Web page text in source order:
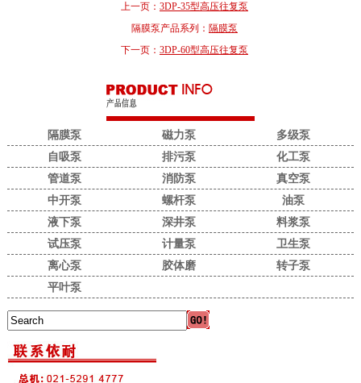
上一页： 3DP-35型高压往复泵
隔膜泵产品系列： 隔膜泵
下一页： 3DP-60型高压往复泵
隔膜泵 磁力泵
多级泵
自吸泵
排污泵
化工泵
管道泵
消防泵
真空泵
中开泵
螺杆泵
油泵
液下泵
深井泵
料浆泵
试压泵
计量泵
卫生泵
离心泵
胶体磨
转子泵
平叶泵